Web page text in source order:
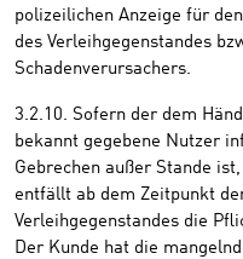
polizeilichen Anzeige für
des Verleihgegenstandes
Schadenverursachers.
3.2.10. Sofern der dem
bekannt gegebene Nutzer
Gebrechen außer Stande
entfällt ab dem Zeitpunkt
Verleihgegenstandes die
Der Kunde hat die